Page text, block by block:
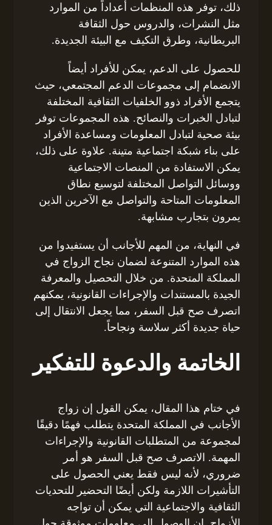
ذلك، توفر هذه المنظمات أعداداً من الموارد
مثل النشرات، والدروس حول الثقافة
البريطانية، وطرق التكيف مع البيئة الجديدة.
للحصول على الدعم، يمكن للأفراد أيضاً
الانضمام إلى مجموعات الدعم المجتمعي، حيث
يتجمع الأفراد ذوو الخلفيات الثقافية المختلفة
لتبادل الخبرات والنصائح. هذه المجموعات توفر
بيئة صحية لتبادل المعلومات ومساعدة الأفراد
على بناء شبكة اجتماعية متينة. علاوة على ذلك،
يمكن الاستفادة من المنصات الاجتماعية
ووسائل التواصل المختلفة لتوسيع نطاق
المعلومات المتاحة والتواصل مع الآخرين الذين
يمرون بتجارب مشابهة.
في النهاية، من المهم للأجانب أن يستفيدوا من
هذه الموارد المتنوعة لضمان نجاح الزواج في
المملكة المتحدة. من خلال التحصيل والمعرفة
الجيدة بالمستندات والإجراءات القانونية، يمكنهم
اتصرف صح قبل السفر، مما يجعل الانتقال إلى
حياة جديدة أكثر سلاسة ونجاحاً.
الخاتمة والدعوة للتفكير
في ختام هذا المقال، يمكن القول إن زواج
الأجانب في المملكة المتحدة يتطلب فهمًا دقيقًا
لمجموعة من المتطلبات القانونية والإجراءات
المهمة. الاتصرف صح قبل السفر هو أمر
ضروري، لأنه ليس فقط يعني الحصول على
التأشيرات اللازمة ولكن أيضًا التحضير للتحديات
الثقافية والاجتماعية التي يمكن أن تواجه